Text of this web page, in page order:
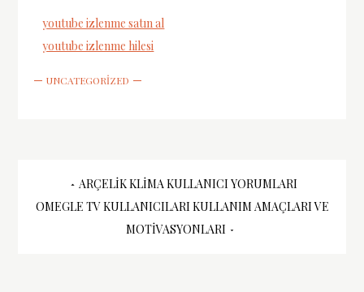
youtube izlenme satın al
youtube izlenme hilesi
UNCATEGORIZED
Yazı
gezinmesi
ARÇELIK KLIMA KULLANICI YORUMLARI
OMEGLE TV KULLANICILARI KULLANIM AMAÇLARI VE
MOTIVASYONLARI